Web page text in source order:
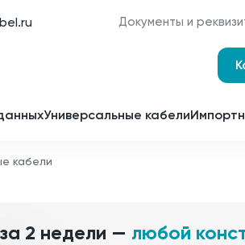
Документы и
Универсальные кабели
кабели
2 недели — любой